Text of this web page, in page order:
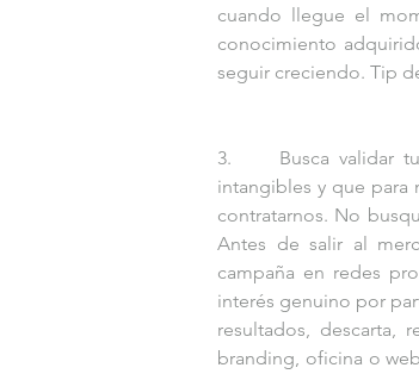
cuando llegue el
conocimiento
seguir creciendo. Tip
3.     Busca
intangibles y que para
contratarnos. No
Antes de salir al
campaña en redes
interés genuino por
resultados, descarta,
branding, oficina o